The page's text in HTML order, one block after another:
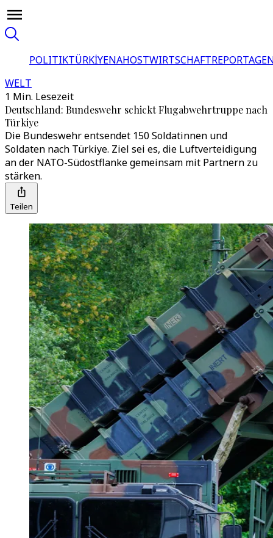
POLITIKTÜRKİYENAHOSTWIRTSCHAFT
WELT
1 Min. Lesezeit
Deutschland: Bundeswehr schickt Flugabwehrtruppe nach
Türkiye
Die Bundeswehr entsendet 150 Soldatinnen und
Soldaten nach Türkiye. Ziel sei es, die Luftverteidigung
an der NATO-Südostflanke gemeinsam mit Partnern zu
stärken.
Teilen